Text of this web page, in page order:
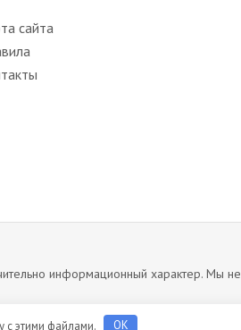
сайта
информационный характер. Мы не
с этими файлами. OK